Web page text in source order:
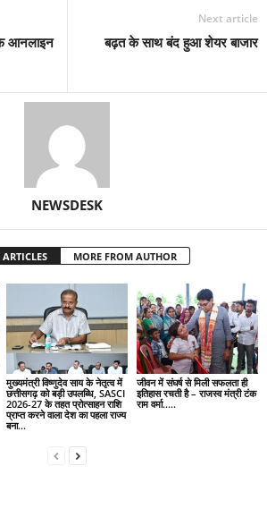
आनलाइन
Next article
बढ़त के साथ बंद हुआ शेयर बाजार
NEWSDESK
ARTICLES MORE FROM AUTHOR
मुख्यमंत्री विष्णुदेव साय के नेतृत्व में
छत्तीसगढ़ को बड़ी उपलब्धि, SASCI
2026-27 के तहत प्रोत्साहन राशि
प्राप्त करने वाला देश का पहला राज्य
बना...
जीवन में संघर्ष से मिली सफलता ही
इतिहास रचती है – राजस्व मंत्री टंक
राम वर्मा…..